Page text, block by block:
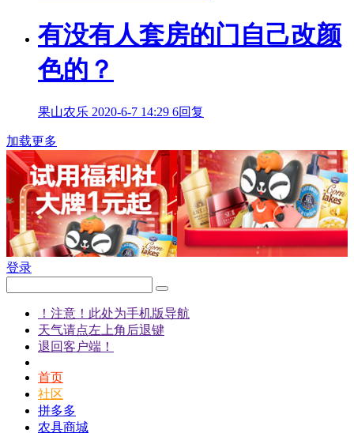
有没有人套房的门自己改颜
色的？
果山农乐 2020-6-7 14:29 6回复
加载更多
登录
！注意！此处为手机版导航
天气请点左上角后退键
退回客户端！
首页
社区
拼多多
农具商城